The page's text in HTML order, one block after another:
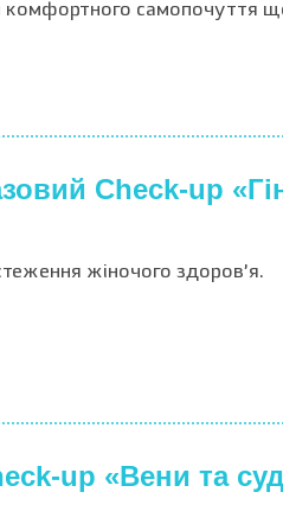
комфортного самопочуття
Check-up
жіночого здоров’я.
up «Вени та